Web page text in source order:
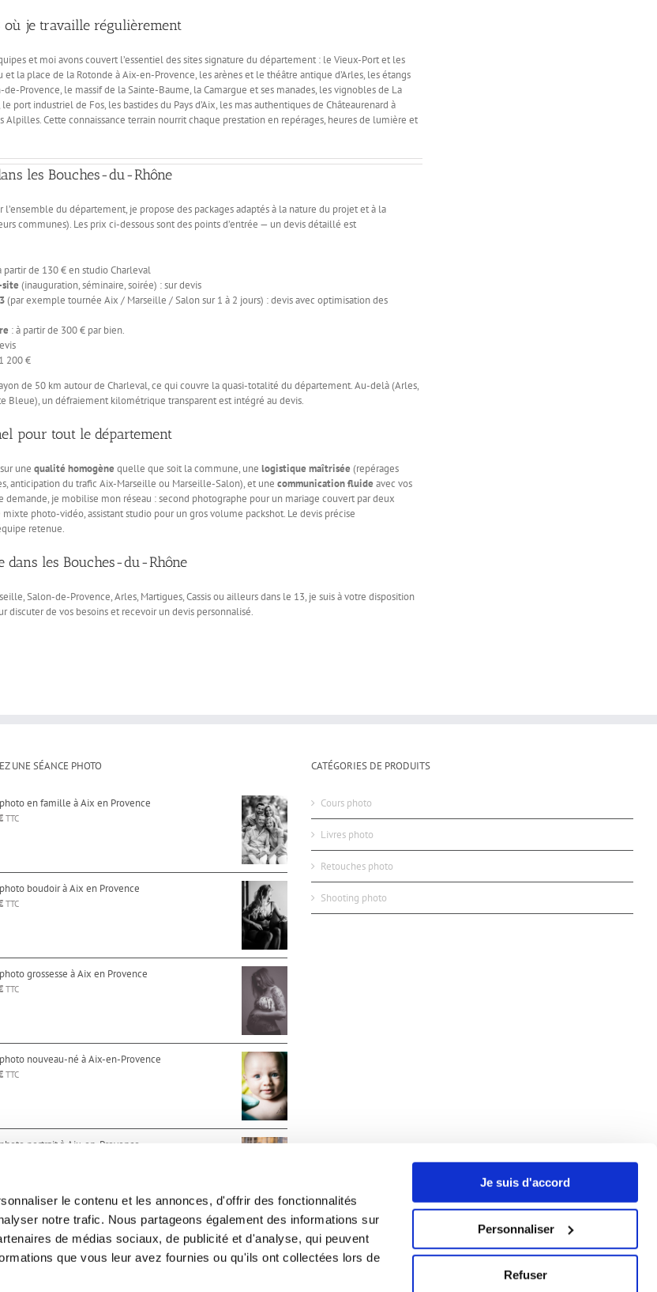
le contenu et les annonces, d'offrir des fonctionnalités
notre trafic. Nous partageons également des informations sur
de médias sociaux, de publicité et d'analyse, qui peuvent
que vous leur avez fournies ou qu'ils ont collectées lors de
Je suis d'accord
Personnaliser
Refuser
où je travaille régulièrement
et moi avons couvert l’essentiel des sites signature du département : le Vieux-Port et les
et la place de la Rotonde à Aix-en-Provence, les arènes et le théâtre antique d’Arles, les étangs
de-Provence, le massif de la Sainte-Baume, la Camargue et ses manades, les vignobles de La
port industriel de Fos, les bastides du Pays d’Aix, les mas authentiques de Châteaurenard à
Alpilles. Cette connaissance terrain nourrit chaque prestation en repérages, heures de lumière et
les Bouches-du-Rhône
du département, je propose des packages adaptés à la nature du projet et à la
communes). Les prix ci-dessous sont des points d’entrée — un devis détaillé est
partir de 130 € en studio Charleval
site (inauguration, séminaire, soirée) : sur devis
(par exemple tournée Aix / Marseille / Salon sur 1 à 2 jours) : devis avec optimisation des
: à partir de 300 € par bien.
200 €
de 50 km autour de Charleval, ce qui couvre la quasi-totalité du département. Au-delà (Arles,
Bleue), un défraiement kilométrique transparent est intégré au devis.
pour tout le département
une qualité homogène quelle que soit la commune, une logistique maîtrisée (repérages
anticipation du trafic Aix-Marseille ou Marseille-Salon), et une communication fluide avec vos
je mobilise mon réseau : second photographe pour un mariage couvert par deux
photo-vidéo, assistant studio pour un gros volume packshot. Le devis précise
retenue.
dans les Bouches-du-Rhône
Salon-de-Provence, Arles, Martigues, Cassis ou ailleurs dans le 13, je suis à votre disposition
discuter de vos besoins et recevoir un devis personnalisé.
UNE SÉANCE PHOTO
en famille à Aix en Provence
TTC
boudoir à Aix en Provence
TTC
grossesse à Aix en Provence
TTC
nouveau-né à Aix-en-Provence
TTC
portrait à Aix-en-Provence
CATÉGORIES DE PRODUITS
Cours photo
Livres photo
Retouches photo
Shooting photo
Marseille, Cannes, Monaco, Saint-Tropez, Paris. Mobilité partout en France et à l'internationnal. Tous droits